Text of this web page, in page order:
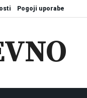
Pogoji uporabe